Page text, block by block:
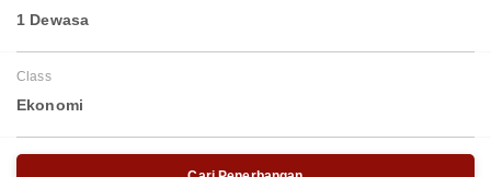
1 Dewasa
Class
Ekonomi